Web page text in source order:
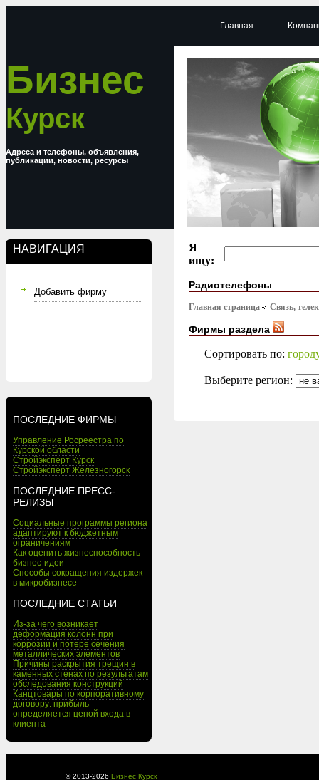
Бизнес
Курск
Адреса и телефоны, объявления,
публикации, новости, ресурсы
НАВИГАЦИЯ
Добавить фирму
ПОСЛЕДНИЕ ФИРМЫ
Управление Росреестра по
Курской области
Стройэксперт Курск
Стройэксперт Железногорск
ПОСЛЕДНИЕ ПРЕСС-
РЕЛИЗЫ
Социальные программы региона
адаптируют к бюджетным
ограничениям
Как оценить жизнеспособность
бизнес-идеи
Способы сокращения издержек
в микробизнесе
ПОСЛЕДНИЕ СТАТЬИ
Из-за чего возникает
деформация колонн при
коррозии и потере сечения
металлических элементов
Причины раскрытия трещин в
каменных стенах по результатам
обследования конструкций
Канцтовары по корпоративному
договору: прибыль
определяется ценой входа в
клиента
Главная
Я
ищу:
Радиотелефоны
Главная страница Связь,
Фирмы раздела
Сортировать по:
Выберите регион:
© 2013-2026 Бизнес Курск